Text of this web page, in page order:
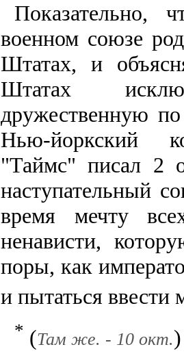
Показательно,
военном союзе
Штатах, и
Штатах
дружественную
Нью-йоркский
"Таймс" писал 2
наступательный
время мечту
ненависти,
поры, как
и пытаться
* (Там же. - 10 окт.)